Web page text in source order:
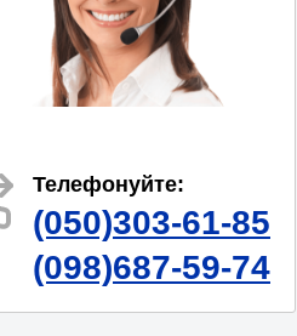
Телефонуйте:
(050)303-61-85
(098)687-59-74